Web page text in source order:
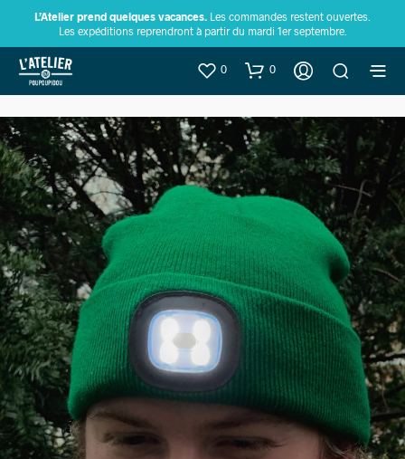
L’Atelier prend quelques vacances. Les commandes restent ouvertes.
Les expéditions reprendront à partir du mardi 1er septembre.
0 0